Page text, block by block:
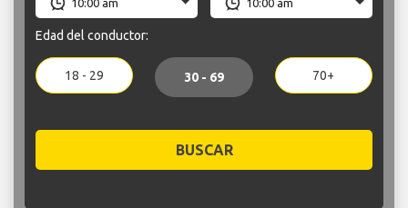
Edad del conductor:
18 - 29 30 - 69 70+
BUSCAR